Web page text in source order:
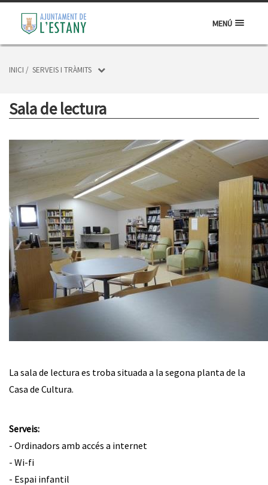
MENÚ
INICI / SERVEIS I TRÀMITS
Sala de lectura
La sala de lectura es troba situada a la segona planta de la
Casa de Cultura.
Serveis:
- Ordinadors amb accés a internet
- Wi-fi
- Espai infantil